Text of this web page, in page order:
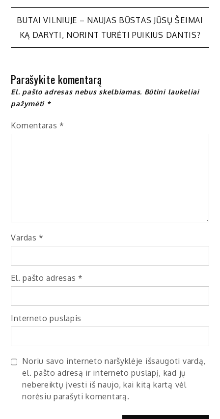
Navigacija
tarp
įrašų
BUTAI VILNIUJE – NAUJAS BŪSTAS JŪSŲ ŠEIMAI
KĄ DARYTI, NORINT TURĖTI PUIKIUS DANTIS?
Parašykite komentarą
El. pašto adresas nebus skelbiamas. Būtini laukeliai
pažymėti *
Komentaras *
Vardas *
El. pašto adresas *
Interneto puslapis
Noriu savo interneto naršyklėje išsaugoti vardą,
el. pašto adresą ir interneto puslapį, kad jų
nebereiktų įvesti iš naujo, kai kitą kartą vėl
norėsiu parašyti komentarą.